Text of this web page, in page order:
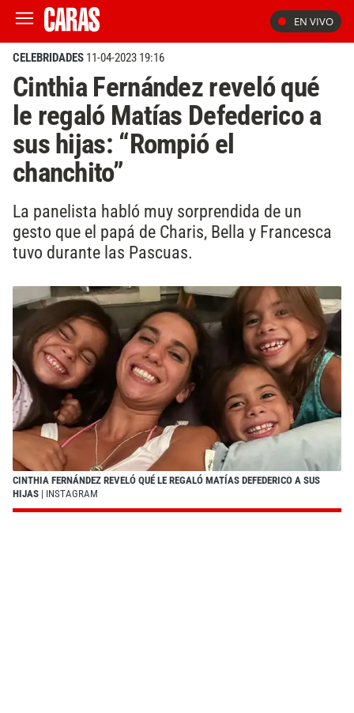
EN VIVO
CELEBRIDADES 11-04-2023 19:16
Cinthia Fernández reveló qué
le regaló Matías Defederico a
sus hijas: “Rompió el
chanchito”
La panelista habló muy sorprendida de un
gesto que el papá de Charis, Bella y Francesca
tuvo durante las Pascuas.
CINTHIA FERNÁNDEZ REVELÓ QUÉ LE REGALÓ MATÍAS DEFEDERICO A SUS
HIJAS | INSTAGRAM